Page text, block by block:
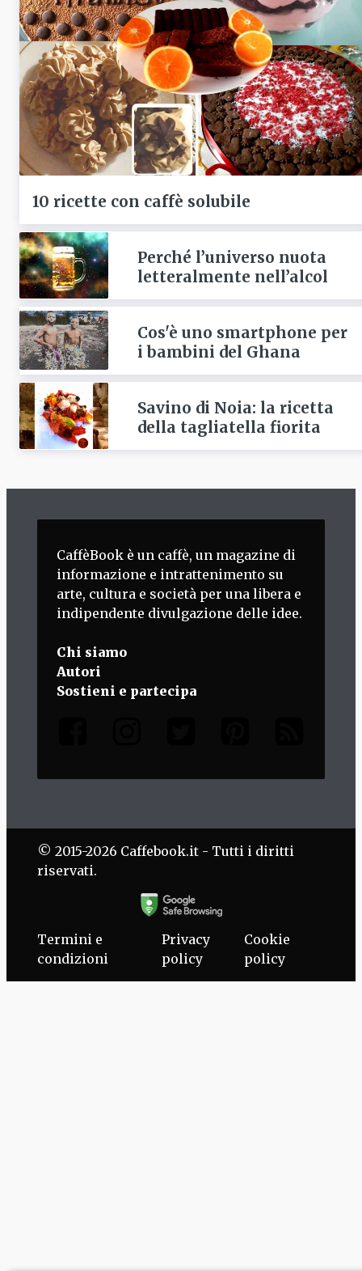
10 ricette con caffè solubile
Perché l’universo nuota
letteralmente nell’alcol
Cos'è uno smartphone per
i bambini del Ghana
Savino di Noia: la ricetta
della tagliatella fiorita
CaffèBook è un caffè, un magazine di
informazione e intrattenimento su
arte, cultura e società per una libera e
indipendente divulgazione delle idee.
Chi siamo
Autori
Sostieni e partecipa
© 2015-2026 Caffebook.it - Tutti i diritti
riservati.
Termini e
condizioni
Privacy
policy
Cookie
policy